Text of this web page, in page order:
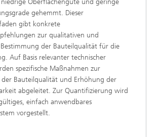
Oberflächengüte und geringe
gehemmt. Dieser
gibt konkrete
zur qualitativen und
der Bauteilqualität für die
Auf Basis relevanter technischer
spezifische Maßnahmen zur
der Bauteilqualität und Erhöhung der
abgeleitet. Zur Quantifizierung wird
einfach anwendbares
vorgestellt.